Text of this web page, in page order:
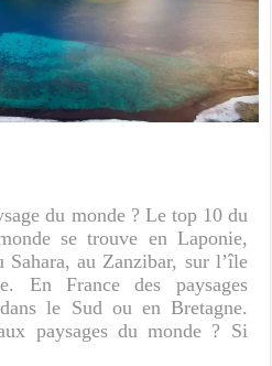
du monde ? Le top 10 du
se trouve en Laponie,
au Zanzibar, sur l’île
En France des paysages
le Sud ou en Bretagne.
paysages du monde ? Si